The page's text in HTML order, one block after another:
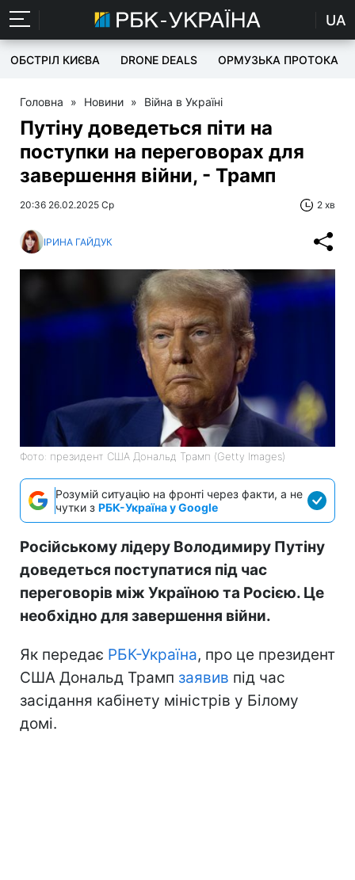
UA
ОБСТРІЛ КИЄВА DRONE DEALS ОРМУЗЬКА ПРОТОКА
Головна » Новини » Війна в Україні
Путіну доведеться піти на
поступки на переговорах для
завершення війни, - Трамп
20:36 26.02.2025 Ср 2 хв
ІРИНА ГАЙДУК
Фото: президент США Дональд Трамп (Getty Images)
Розумій ситуацію на фронті через факти, а не
чутки з РБК-Україна у Google
Російському лідеру Володимиру Путіну
доведеться поступатися під час
переговорів між Україною та Росією. Це
необхідно для завершення війни.
Як передає РБК-Україна, про це президент
США Дональд Трамп заявив під час
засідання кабінету міністрів у Білому
домі.